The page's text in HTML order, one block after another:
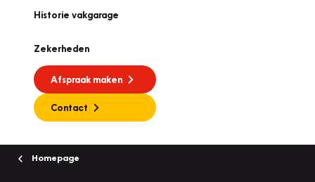
Historie vakgarage
Zekerheden
Afspraak maken
Contact
Homepage